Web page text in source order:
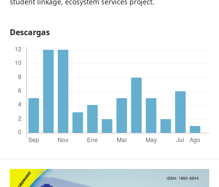
Descargas